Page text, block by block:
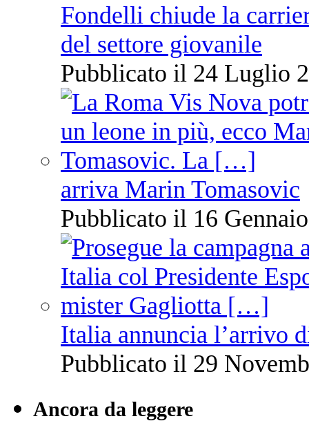
Fondelli chiude la
del settore giovanile
Pubblicato il 24 Luglio
arriva Marin Tomasovic
Pubblicato il 16
Italia annuncia l’arrivo
Pubblicato il 29
Ancora da leggere